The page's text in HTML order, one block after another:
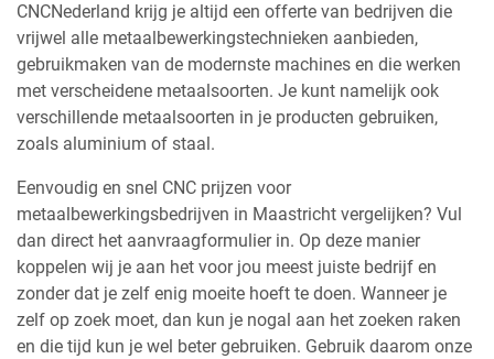
CNCNederland krijg je altijd een offerte van bedrijven die
vrijwel alle metaalbewerkingstechnieken aanbieden,
gebruikmaken van de modernste machines en die werken
met verscheidene metaalsoorten. Je kunt namelijk ook
verschillende metaalsoorten in je producten gebruiken,
zoals aluminium of staal.
Eenvoudig en snel CNC prijzen voor
metaalbewerkingsbedrijven in Maastricht vergelijken? Vul
dan direct het aanvraagformulier in. Op deze manier
koppelen wij je aan het voor jou meest juiste bedrijf en
zonder dat je zelf enig moeite hoeft te doen. Wanneer je
zelf op zoek moet, dan kun je nogal aan het zoeken raken
en die tijd kun je wel beter gebruiken. Gebruik daarom onze